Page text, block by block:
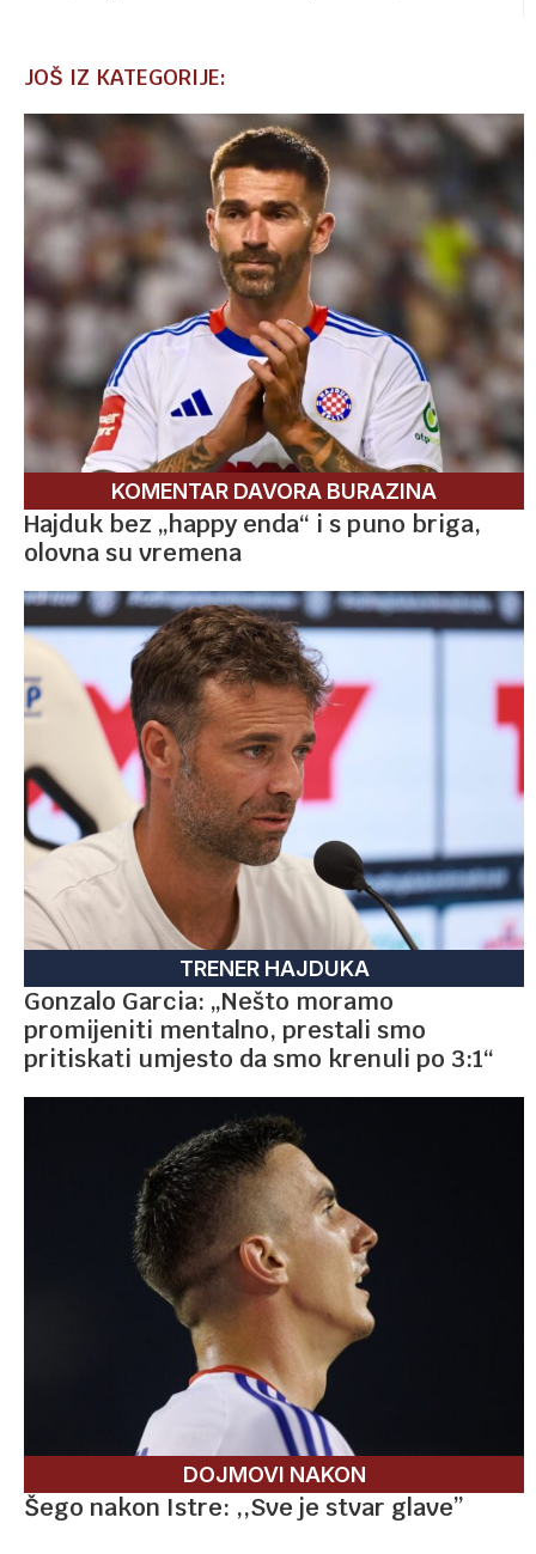
JOŠ IZ KATEGORIJE:
KOMENTAR DAVORA BURAZINA
Hajduk bez „happy enda“ i s puno briga,
olovna su vremena
TRENER HAJDUKA
Gonzalo Garcia: „Nešto moramo
promijeniti mentalno, prestali smo
pritiskati umjesto da smo krenuli po 3:1“
DOJMOVI NAKON
Šego nakon Istre: ,,Sve je stvar glave”